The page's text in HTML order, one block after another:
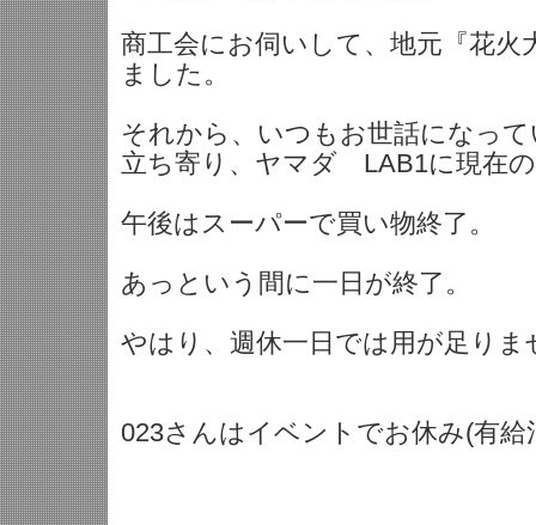
商工会にお伺いして、地元『花火
ました。
それから、いつもお世話になっ
立ち寄り、ヤマダ LAB1に現在
午後はスーパーで買い物終了。
あっという間に一日が終了。
やはり、週休一日では用が足りま
023さんはイベントでお休み(有給